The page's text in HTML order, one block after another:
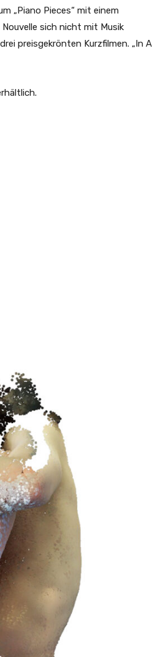
„Piano Pieces“ mit einem
sich nicht mit Musik
preisgekrönten Kurzfilmen. „In A